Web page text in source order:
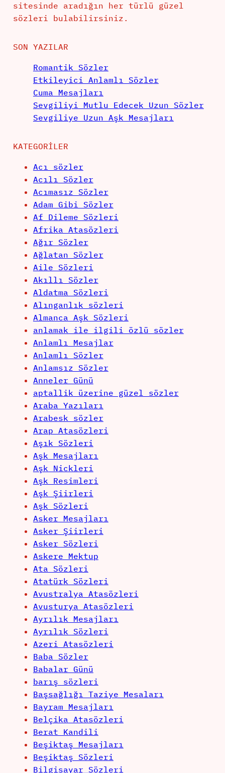
sitesinde aradığın her türlü güzel
sözleri bulabilirsiniz.
SON YAZILAR
Romantik Sözler
Etkileyici Anlamlı Sözler
Cuma Mesajları
Sevgiliyi Mutlu Edecek Uzun Sözler
Sevgiliye Uzun Aşk Mesajları
KATEGORILER
Acı sözler
Acılı Sözler
Acımasız Sözler
Adam Gibi Sözler
Af Dileme Sözleri
Afrika Atasözleri
Ağır Sözler
Ağlatan Sözler
Aile Sözleri
Akıllı Sözler
Aldatma Sözleri
Alınganlık sözleri
Almanca Aşk Sözleri
anlamak ile ilgili özlü sözler
Anlamlı Mesajlar
Anlamlı Sözler
Anlamsız Sözler
Anneler Günü
aptallik üzerine güzel sözler
Araba Yazıları
Arabesk sözler
Arap Atasözleri
Aşık Sözleri
Aşk Mesajları
Aşk Nickleri
Aşk Resimleri
Aşk Şiirleri
Aşk Sözleri
Asker Mesajları
Asker Şiirleri
Asker Sözleri
Askere Mektup
Ata Sözleri
Atatürk Sözleri
Avustralya Atasözleri
Avusturya Atasözleri
Ayrılık Mesajları
Ayrılık Sözleri
Azeri Atasözleri
Baba Sözler
Babalar Günü
barış sözleri
Başsağlığı Taziye Mesaları
Bayram Mesajları
Belçika Atasözleri
Berat Kandili
Beşiktaş Mesajları
Beşiktaş Sözleri
Bilgisayar Sözleri